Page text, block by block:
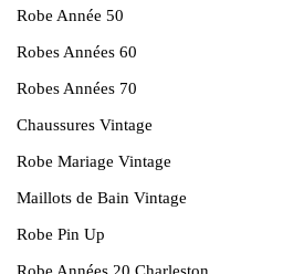
Robe Année 50
Robes Années 60
Robes Années 70
Chaussures Vintage
Robe Mariage Vintage
Maillots de Bain Vintage
Robe Pin Up